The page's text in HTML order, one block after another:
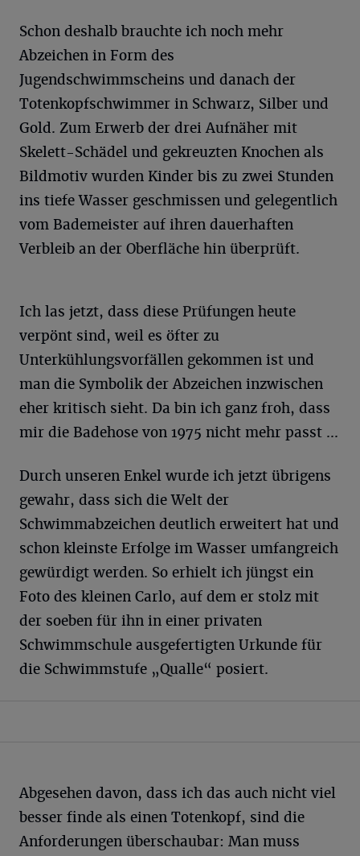
Schon deshalb brauchte ich noch mehr
Abzeichen in Form des
Jugendschwimmscheins und danach der
Totenkopfschwimmer in Schwarz, Silber und
Gold. Zum Erwerb der drei Aufnäher mit
Skelett-Schädel und gekreuzten Knochen als
Bildmotiv wurden Kinder bis zu zwei Stunden
ins tiefe Wasser geschmissen und gelegentlich
vom Bademeister auf ihren dauerhaften
Verbleib an der Oberfläche hin überprüft.
Ich las jetzt, dass diese Prüfungen heute
verpönt sind, weil es öfter zu
Unterkühlungsvorfällen gekommen ist und
man die Symbolik der Abzeichen inzwischen
eher kritisch sieht. Da bin ich ganz froh, dass
mir die Badehose von 1975 nicht mehr passt ...
Durch unseren Enkel wurde ich jetzt übrigens
gewahr, dass sich die Welt der
Schwimmabzeichen deutlich erweitert hat und
schon kleinste Erfolge im Wasser umfangreich
gewürdigt werden. So erhielt ich jüngst ein
Foto des kleinen Carlo, auf dem er stolz mit
der soeben für ihn in einer privaten
Schwimmschule ausgefertigten Urkunde für
die Schwimmstufe „Qualle“ posiert.
Abgesehen davon, dass ich das auch nicht viel
besser finde als einen Totenkopf, sind die
Anforderungen überschaubar: Man muss